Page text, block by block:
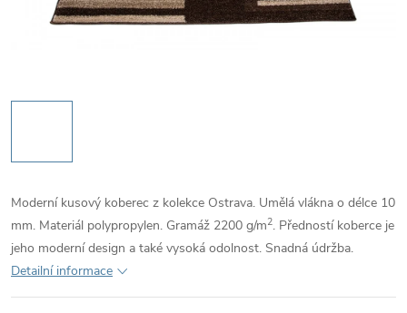
Moderní kusový koberec z kolekce Ostrava. Umělá vlákna o délce 10
mm. Materiál polypropylen. Gramáž 2200 g/m2. Předností koberce je
jeho moderní design a také vysoká odolnost. Snadná údržba.
Detailní informace